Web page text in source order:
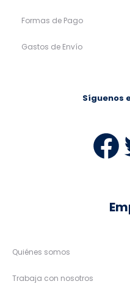
Formas de Pago
Gastos de Envío
Síguenos
Quiénes somos
Trabaja con nosotros